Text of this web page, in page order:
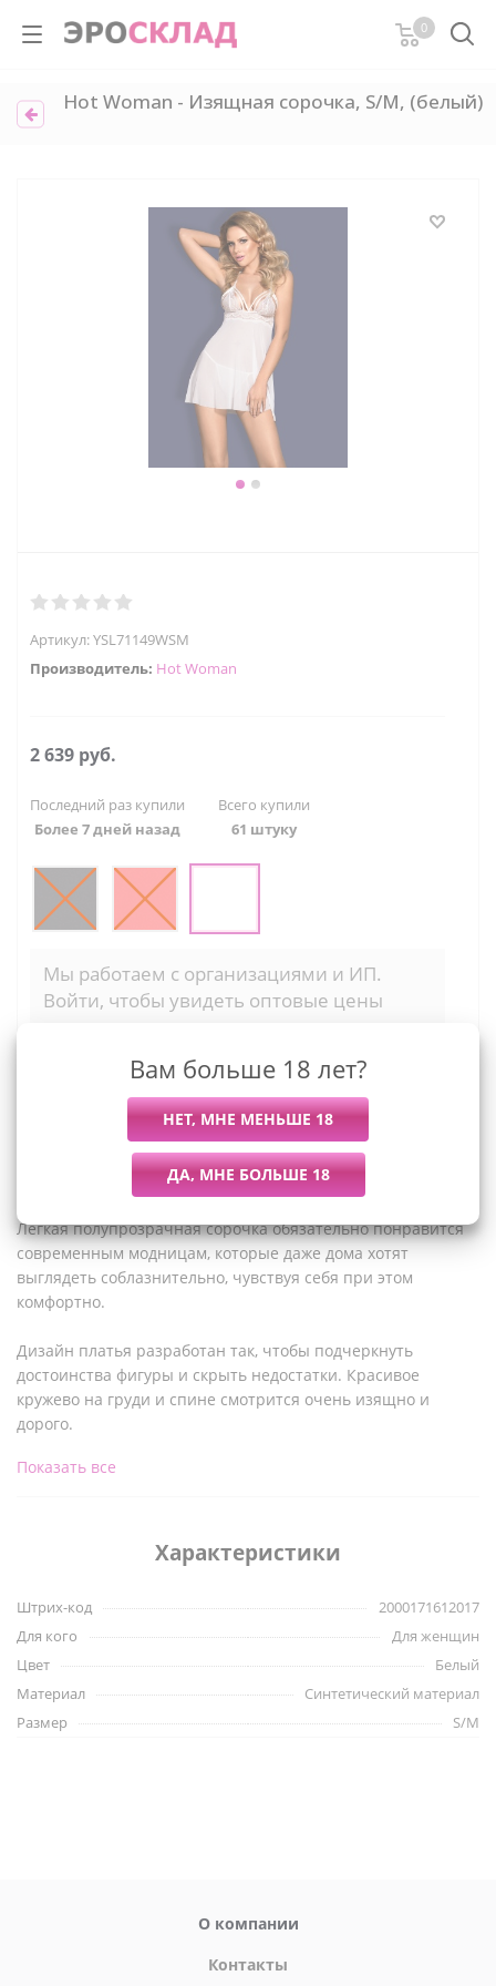
0
Hot Woman - Изящная сорочка, S/M, (белый)
Артикул:YSL71149WSM
Производитель: Hot Woman
2 639 руб.
Последний раз купили
Более 7 дней назад
Всего купили
61 штуку
Мы работаем с организациями и ИП.
Войти, чтобы увидеть оптовые цены
Описание
Лёгкая полупрозрачная сорочка обязательно понравится
современным модницам, которые даже дома хотят
выглядеть соблазнительно, чувствуя себя при этом
комфортно.
Дизайн платья разработан так, чтобы подчеркнуть
достоинства фигуры и скрыть недостатки. Красивое
кружево на груди и спине смотрится очень изящно и
дорого.
Такой наряд будет отличным подарком любимой.
88% нейлон, 12% эластан.
Показать все
Характеристики
Штрих-код
2000171612017
Для кого
Для женщин
Цвет
Белый
Материал
Синтетический материал
Размер
S/M
О компании
Контакты
Вам больше 18 лет?